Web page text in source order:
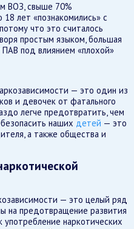
ВОЗ, свыше 70%
лет «познакомились» с
что это считалось
простым языком, большая
под влиянием «плохой»
— это один из
и девочек от фатального
легче предотвратить, чем
наших детей — это
а также общества и
— это целый ряд
на предотвращение развития
употребление наркотических